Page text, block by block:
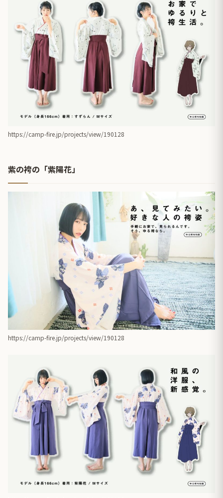
https://camp-fire.jp/projects/view/190128
紫の袴の「紫陽花」
https://camp-fire.jp/projects/view/190128